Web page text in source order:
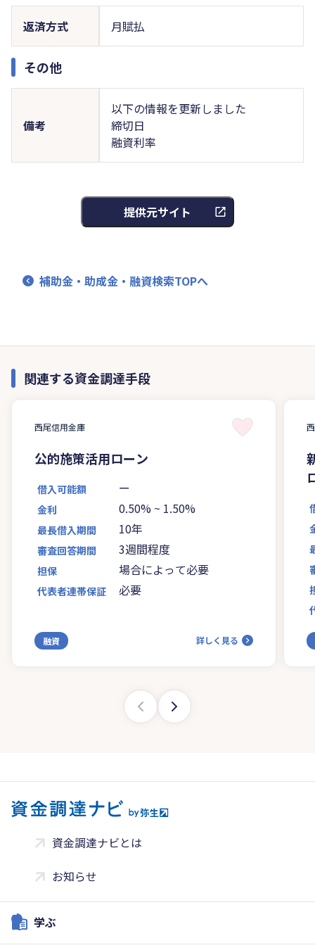
返済方式 月賦払
その他
備考
以下の情報を更新しました
締切日
融資利率
提供元サイト
補助金・助成金・融資検索TOPへ
関連する資金調達手段
西尾信用金庫
公的施策活用ローン
借入可能額 ー
金利 0.50% ~ 1.50%
最長借入期間 10年
審査回答期間 3週間程度
担保 場合によって必要
代表者連帯保証 必要
融資 詳しく見る
資金調達ナビとは
お知らせ
学ぶ